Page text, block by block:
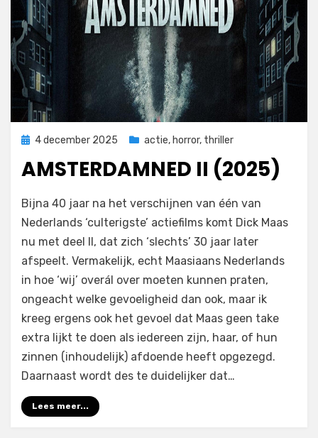
Geplaatst
4 december 2025 actie, horror, thriller
AMSTERDAMNED II (2025)
doorFilmofiel.nl
Bijna 40 jaar na het verschijnen van één van
Nederlands ‘culterigste’ actiefilms komt Dick Maas
nu met deel II, dat zich ‘slechts’ 30 jaar later
afspeelt. Vermakelijk, echt Maasiaans Nederlands
in hoe ‘wij’ overál over moeten kunnen praten,
ongeacht welke gevoeligheid dan ook, maar ik
kreeg ergens ook het gevoel dat Maas geen take
extra lijkt te doen als iedereen zijn, haar, of hun
zinnen (inhoudelijk) afdoende heeft opgezegd.
Daarnaast wordt des te duidelijker dat…
Lees meer...